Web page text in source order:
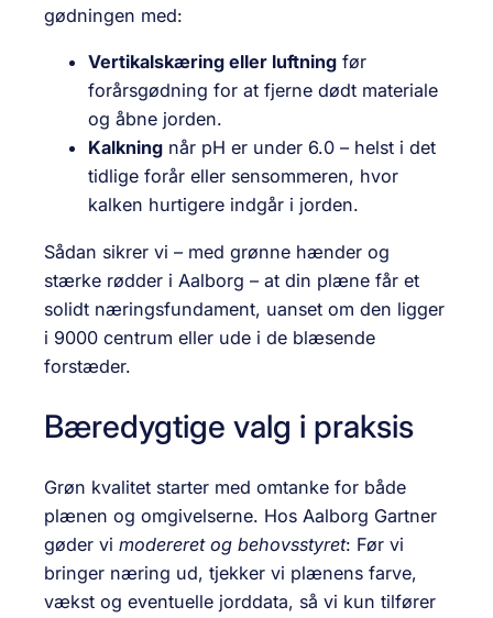
gødningen med:
Vertikalskæring eller luftning før
forårsgødning for at fjerne dødt materiale
og åbne jorden.
Kalkning når pH er under 6.0 – helst i det
tidlige forår eller sensommeren, hvor
kalken hurtigere indgår i jorden.
Sådan sikrer vi – med grønne hænder og
stærke rødder i Aalborg – at din plæne får et
solidt nærings­fundament, uanset om den ligger
i 9000 centrum eller ude i de blæsende
forstæder.
Bæredygtige valg i praksis
Grøn kvalitet starter med omtanke for både
plænen og omgivelserne. Hos Aalborg Gartner
gøder vi modereret og behovsstyret: Før vi
bringer næring ud, tjekker vi plænens farve,
vækst og eventuelle jorddata, så vi kun tilfører